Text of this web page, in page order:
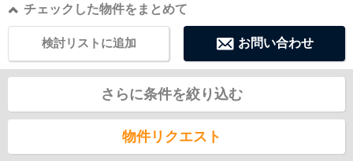
チェックした物件をまとめて
お問い合わせ
検討リストに追加
さらに条件を絞り込む
物件リクエスト